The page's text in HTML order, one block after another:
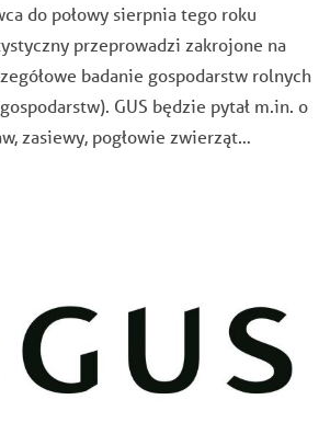
do połowy sierpnia tego roku
przeprowadzi zakrojone na
badanie gospodarstw rolnych
GUS będzie pytał m.in. o
zasiewy, pogłowie zwierząt…